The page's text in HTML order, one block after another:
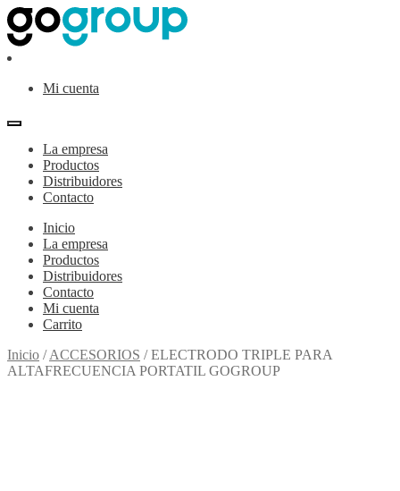
Ir
a
la
navegación
Ir
al
contenido
Mi cuenta
La empresa
Productos
Distribuidores
Contacto
Inicio
La empresa
Productos
Distribuidores
Contacto
Mi cuenta
Carrito
Inicio /ACCESORIOS /ELECTRODO TRIPLE PARA
ALTAFRECUENCIA PORTATIL GOGROUP